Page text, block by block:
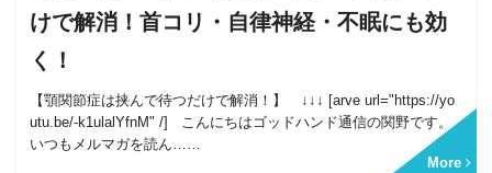
けで解消！首コリ・自律神経・不眠にも効
く！
【顎関節症は挟んで待つだけで解消！】 ↓↓↓ [arve url="https://yo
utu.be/-k1ulalYfnM" /] こんにちはゴッドハンド通信の関野です。
いつもメルマガを読ん……
More